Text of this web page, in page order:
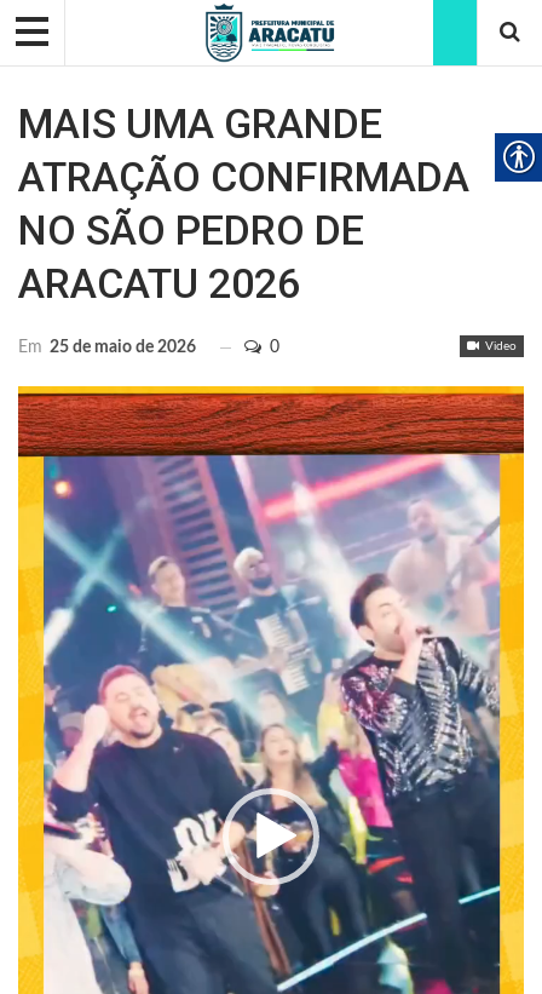
MAIS UMA GRANDE
ATRAÇÃO CONFIRMADA
NO SÃO PEDRO DE
ARACATU 2026
Video
Em 25 de maio de 2026 0
Tocador de vídeo